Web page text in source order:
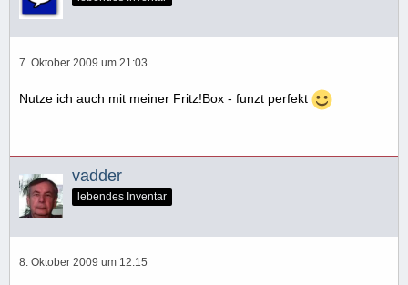
7. Oktober 2009 um 21:03
Nutze ich auch mit meiner Fritz!Box - funzt perfekt
vadder
lebendes Inventar
8. Oktober 2009 um 12:15